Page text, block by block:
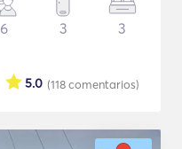
6 3 3
(118comentarios)
5.0